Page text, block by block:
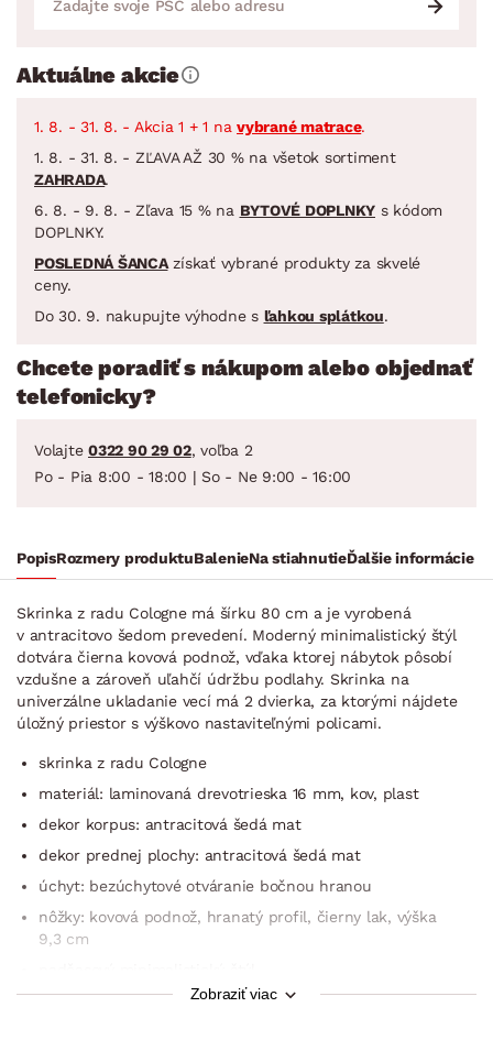
Aktuálne akcie
1. 8. - 31. 8. - Akcia 1 + 1 na vybrané matrace.
1. 8. - 31. 8. - ZĽAVA AŽ 30 % na všetok sortiment
ZAHRADA.
6. 8. - 9. 8. - Zľava 15 % na BYTOVÉ DOPLNKY s kódom
DOPLNKY.
POSLEDNÁ ŠANCAzískať vybrané produkty za skvelé
ceny.
Do 30. 9. nakupujte výhodne s ľahkou splátkou.
Chcete poradiť s nákupom alebo objednať
telefonicky?
Volajte 0322 90 29 02, voľba 2
Po - Pia 8:00 - 18:00 | So - Ne 9:00 - 16:00
PopisRozmery produktuBalenieNa stiahnutieĎalšie informácie
Skrinka z radu Cologne má šírku 80 cm a je vyrobená
v antracitovo šedom prevedení. Moderný minimalistický štýl
dotvára čierna kovová podnož, vďaka ktorej nábytok pôsobí
vzdušne a zároveň uľahčí údržbu podlahy. Skrinka na
univerzálne ukladanie vecí má 2 dvierka, za ktorými nájdete
úložný priestor s výškovo nastaviteľnými policami.
skrinka z radu Cologne
materiál: laminovaná drevotrieska 16 mm, kov, plast
dekor korpus: antracitová šedá mat
dekor prednej plochy: antracitová šedá mat
úchyt: bezúchytové otváranie bočnou hranou
nôžky: kovová podnož, hranatý profil, čierny lak, výška
9,3 cm
šírka: 80 cm
Zobraziť viac